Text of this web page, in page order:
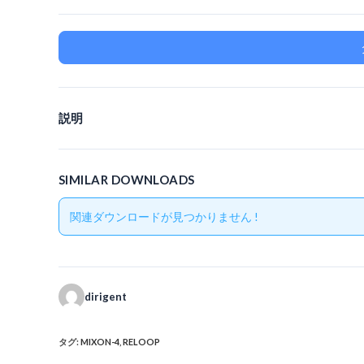
説明
SIMILAR DOWNLOADS
関連ダウンロードが見つかりません !
dirigent
タグ:MIXON-4 RELOOP